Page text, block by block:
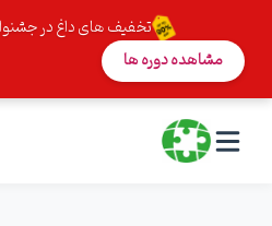
تخفیف های داغ در
مشاهده دوره ها